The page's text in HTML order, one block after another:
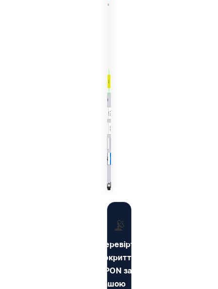
📡
Перевірте
покриття
GPON за
вашою